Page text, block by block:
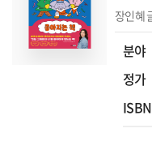
장인혜
분야
정가
ISBN